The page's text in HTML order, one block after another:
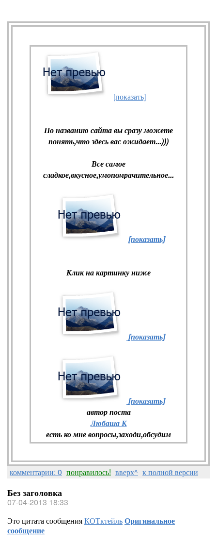
[показать]
По названию сайта вы сразу можете
понять,что здесь вас ожидает...)))
Все самое
сладкое,вкусное,умопомрачительное...
[показать]
Клик на картинку ниже
[показать]
[показать]
автор поста
Любаша К
есть ко мне вопросы,заходи,обсудим
комментарии: 0 понравилось! вверх^ к полной версии
Без заголовка
07-04-2013 18:33
Это цитата сообщенияКОТктейльОригинальное
сообщение